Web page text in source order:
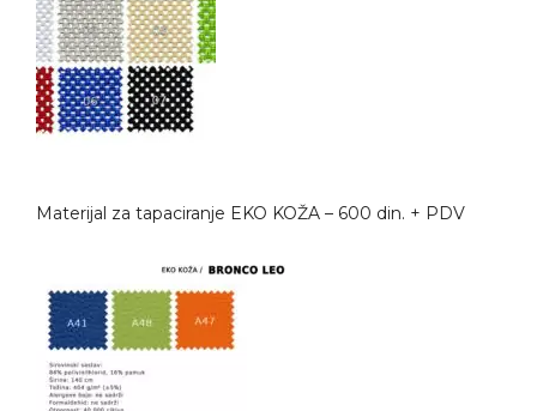
Materijal za tapaciranje EKO KOŽA – 600 din. + PDV